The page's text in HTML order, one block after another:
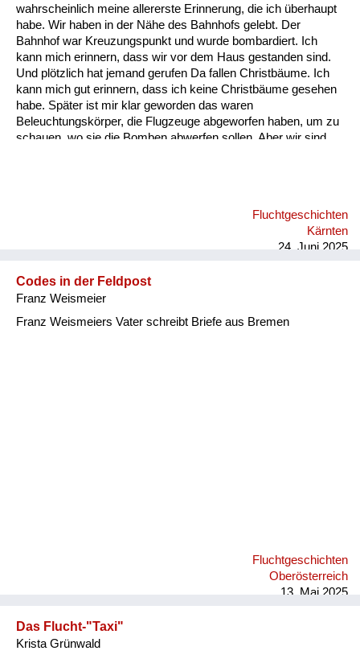
wahrscheinlich meine allererste Erinnerung, die ich überhaupt
habe. Wir haben in der Nähe des Bahnhofs gelebt. Der
Bahnhof war Kreuzungspunkt und wurde bombardiert. Ich
kann mich erinnern, dass wir vor dem Haus gestanden sind.
Und plötzlich hat jemand gerufen Da fallen Christbäume. Ich
kann mich gut erinnern, dass ich keine Christbäume gesehen
habe. Später ist mir klar geworden das waren
Beleuchtungskörper, die Flugzeuge abgeworfen haben, um zu
schauen, wo sie die Bomben abwerfen sollen. Aber wir sind
wir aus dem Keller rausgegangen sind. Es hat einen
Kellerausgang gegeben, in den Garten und der war voller
Fluchtgeschichten
Kärnten
24. Juni 2025
Codes in der Feldpost
Franz Weismeier
Franz Weismeiers Vater schreibt Briefe aus Bremen
Fluchtgeschichten
Oberösterreich
13. Mai 2025
Das Flucht-"Taxi"
Krista Grünwald